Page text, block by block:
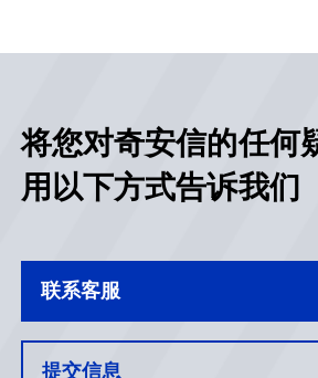
将您对奇安信的任何
用以下方式告诉我们
联系客服
提交信息